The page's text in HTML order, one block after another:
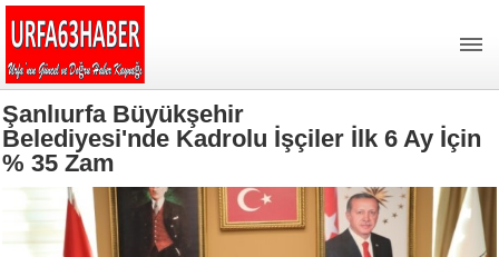
Şanlıurfa Büyükşehir
Belediyesi'nde Kadrolu İşçiler İlk 6 Ay İçin
% 35 Zam